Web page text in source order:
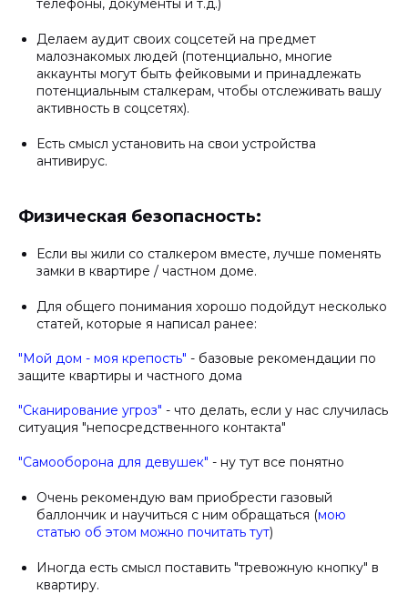
Делаем аудит своих соцсетей на предмет
малознакомых людей (потенциально, многие
аккаунты могут быть фейковыми и принадлежать
потенциальным сталкерам, чтобы отслеживать вашу
активность в соцсетях).
Есть смысл установить на свои устройства
антивирус.
Физическая безопасность:
Если вы жили со сталкером вместе, лучше поменять
замки в квартире / частном доме.
Для общего понимания хорошо подойдут несколько
статей, которые я написал ранее:
"Мой дом - моя крепость" - базовые рекомендации по
защите квартиры и частного дома
"Сканирование угроз" - что делать, если у нас случилась
ситуация "непосредственного контакта"
"Самооборона для девушек" - ну тут все понятно
Очень рекомендую вам приобрести газовый
баллончик и научиться с ним обращаться (мою
статью об этом можно почитать тут)
Иногда есть смысл поставить "тревожную кнопку" в
квартиру.